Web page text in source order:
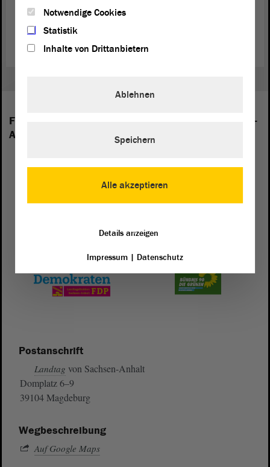
Landtage von Sachsen-Anhalt (1946–1952) und der
Lebenswege seiner Mitglieder begonnen.
weiterlesen
Folgende Fraktionen sind im Landtag von Sachsen-
Anhalt vertreten:
Postanschrift
Landtag von Sachsen-Anhalt
Domplatz 6–9
39104 Magdeburg
Wegbeschreibung
Auf Google Maps
Notwendige Cookies
Statistik
Inhalte von Drittanbietern
Alle akzeptieren
Ablehnen
Speichern
Details anzeigen
Impressum| Datenschutz